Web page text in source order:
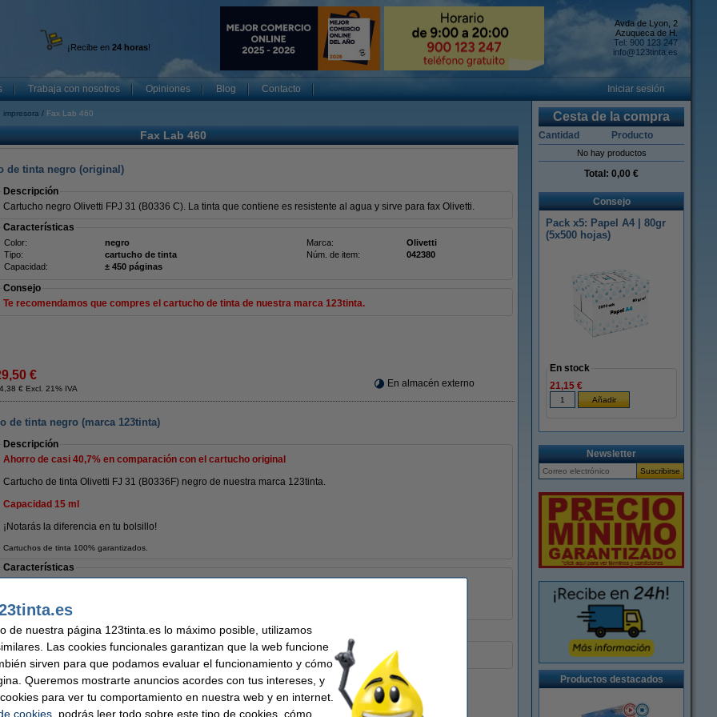
¡Recibe en 24 horas!
Avda de Lyon, 2
Azuqueca de H.
Tel: 900 123 247
info@123tinta.es
Trabaja con nosotros Opiniones Blog Contacto Iniciar sesión
impresora Fax Lab 460
Fax Lab 460
de tinta negro (original)
Descripción
Cartucho negro Olivetti FPJ 31 (B0336 C). La tinta que contiene es resistente al agua y sirve para fax Olivetti.
Características
Color: negro Marca:
Olivetti
Tipo:
cartucho de tinta Núm. de item:
042380
Capacidad:
± 450 páginas
Consejo
Te recomendamos que compres el cartucho de tinta de nuestra marca 123tinta.
€
€ Excl. 21% IVA En almacén externo
de tinta negro (marca 123tinta)
Descripción
Ahorro de casi 40,7% en comparación con el cartucho original
Cartucho de tinta Olivetti FJ 31 (B0336F) negro de nuestra marca 123tinta.
Capacidad 15 ml
¡Notarás la diferencia en tu bolsillo!
Cartuchos de tinta 100% garantizados.
Características
Volumen:
Consejo
Recomendamos comprar este mismo cartucho de marca 123tinta.
¡Recíbelo en 24 horas!
Cesta de la compra
Cantidad Producto
No hay productos
Total: 0,00 €
Consejo
Pack x5: Papel A4 | 80gr
(5x500 hojas)
En stock
21,15 €
Newsletter
Productos destacados
de nuestra página 123tinta.es lo máximo posible, utilizamos
Las cookies funcionales garantizan que la web funcione
sirven para que podamos evaluar el funcionamiento y cómo
Queremos mostrarte anuncios acordes con tus intereses, y
para ver tu comportamiento en nuestra web y en internet.
cookies, podrás leer todo sobre este tipo de cookies, cómo